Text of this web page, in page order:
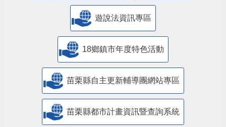
遊說法資訊專區
18鄉鎮市年度特色活動
苗栗縣自主更新輔導團網站專區
苗栗縣都市計畫資訊暨查詢系統